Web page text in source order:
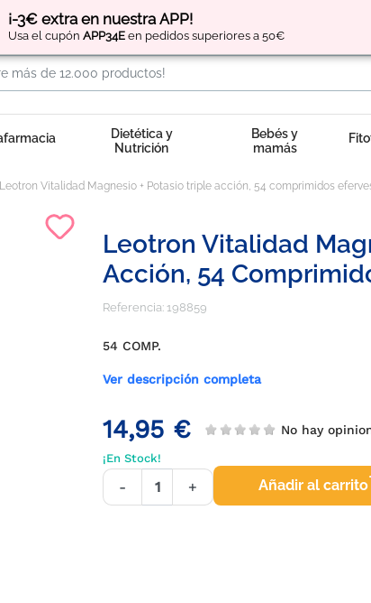
¡-3€ extra en nuestra APP!
Usa el cupón APP34E en pedidos superiores a 50€
Regístratey obtén
Dietética y
Nutrición
Bebés y
mamás
Leotron Vitalidad Magnesio + Potasio triple acción, 54 comprimidos
Leotron Vitalidad
Acción, 54
Referencia: 198859
54 COMP.
Ver descripción completa
14,95 € No hay
¡En Stock!
- + Añadir al carrito